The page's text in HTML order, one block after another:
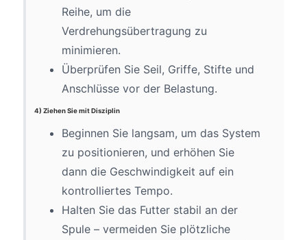
Reihe, um die
Verdrehungsübertragung zu
minimieren.
Überprüfen Sie Seil, Griffe, Stifte und
Anschlüsse vor der Belastung.
4) Ziehen Sie mit Disziplin
Beginnen Sie langsam, um das System
zu positionieren, und erhöhen Sie
dann die Geschwindigkeit auf ein
kontrolliertes Tempo.
Halten Sie das Futter stabil an der
Spule – vermeiden Sie plötzliche